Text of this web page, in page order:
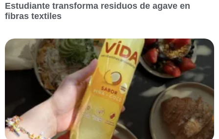
Estudiante transforma residuos de agave en
fibras textiles